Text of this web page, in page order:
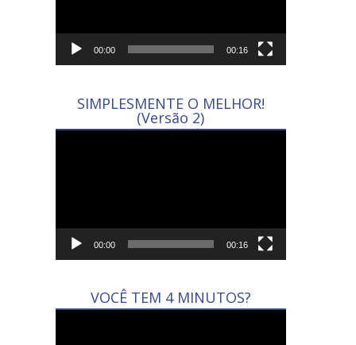
00:00 00:16
SIMPLESMENTE O MELHOR!
(Versão 2)
00:00 00:16
VOCÊ TEM 4 MINUTOS?